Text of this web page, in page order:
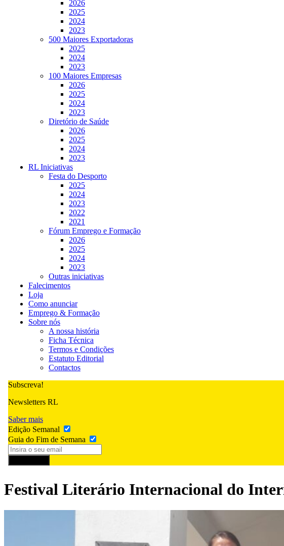
2026
2025
2024
2023
500 Maiores Exportadoras
2025
2024
2023
100 Maiores Empresas
2026
2025
2024
2023
Diretório de Saúde
2026
2025
2024
2023
RL Iniciativas
Festa do Desporto
2025
2024
2023
2022
2021
Fórum Emprego e Formação
2026
2025
2024
2023
Outras iniciativas
Falecimentos
Loja
Como anunciar
Emprego & Formação
Sobre nós
A nossa história
Ficha Técnica
Termos e Condições
Estatuto Editorial
Contactos
Subscreva!
Newsletters RL
Saber mais
Edição Semanal
Guia do Fim de Semana
Festival Literário Internacional do